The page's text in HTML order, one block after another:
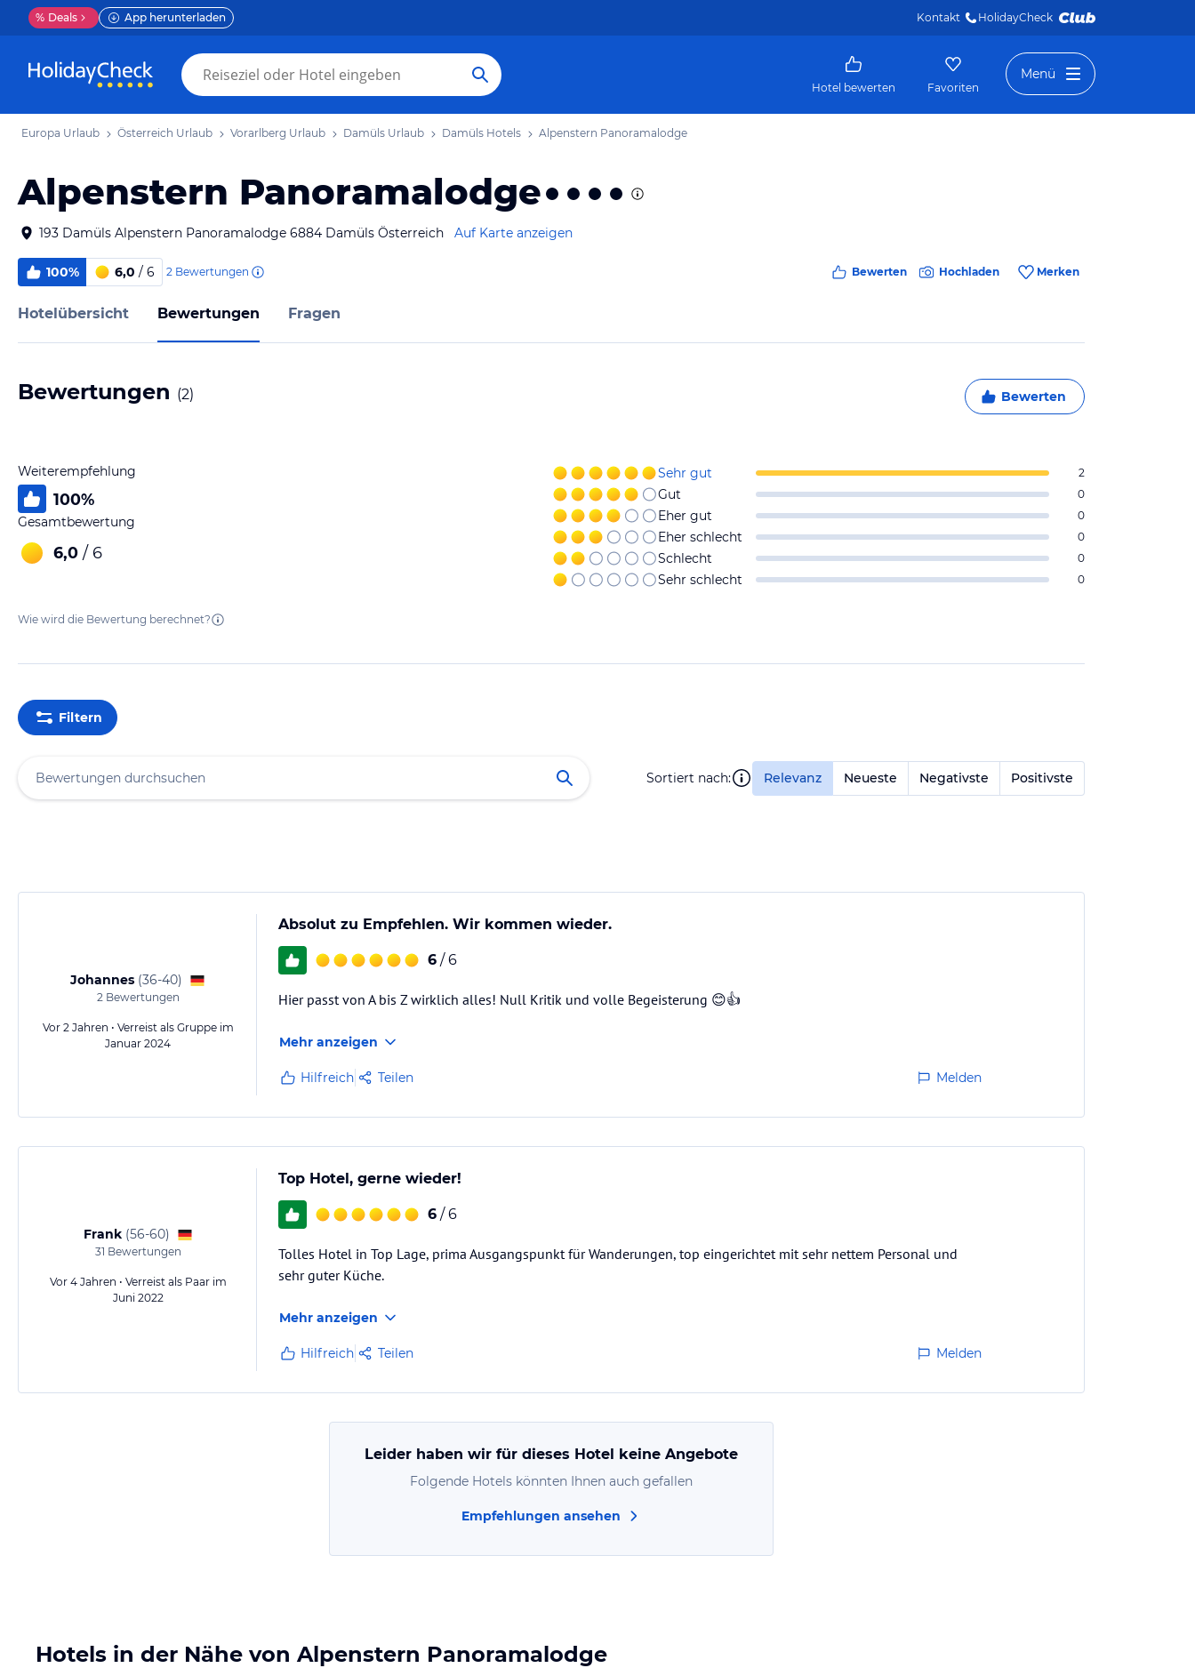
% Deals App herunterladen Kontakt HolidayCheck
Hotel bewerten Favoriten
Menü
Europa Urlaub Österreich Urlaub Vorarlberg Urlaub Damüls Urlaub Damüls Hotels Alpenstern Panoramalodge
Alpenstern Panoramalodge
193 Damüls Alpenstern Panoramalodge 6884 Damüls Österreich Auf Karte anzeigen
100% 6,0 / 6 2 Bewertungen Bewerten Hochladen Merken
Hotelübersicht Bewertungen Fragen
Bewertungen (2) Bewerten
Weiterempfehlung
100%
Gesamtbewertung
6,0 / 6
Sehr gut 2
Gut 0
Eher gut 0
Eher schlecht 0
Schlecht 0
Sehr schlecht 0
Wie wird die Bewertung berechnet?
Filtern
Sortiert nach: Relevanz Neueste Negativste Positivste
Johannes (36-40)
2Bewertungen
Vor 2 Jahren • Verreist als Gruppe im
Januar 2024
Absolut zu Empfehlen. Wir kommen wieder.
6 / 6
Hier passt von A bis Z wirklich alles! Null Kritik und volle Begeisterung 😊👍
Mehr anzeigen
Hilfreich Teilen Melden
Frank (56-60)
31 Bewertungen
Vor 4 Jahren • Verreist als Paar im
Juni 2022
Top Hotel, gerne wieder!
6 / 6
Tolles Hotel in Top Lage, prima Ausgangspunkt für Wanderungen, top eingerichtet mit sehr nettem Personal und
sehr guter Küche.
Mehr anzeigen
Hilfreich Teilen Melden
Leider haben wir für dieses Hotel keine Angebote
Folgende Hotels könnten Ihnen auch gefallen
Empfehlungen ansehen
Hotels in der Nähe von Alpenstern Panoramalodge